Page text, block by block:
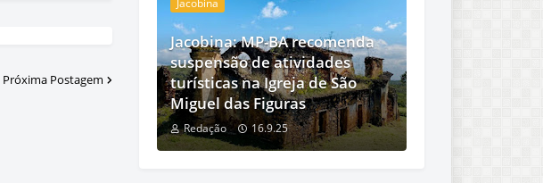
Próxima Postagem
Jacobina
Jacobina: MP-BA recomenda
suspensão de atividades
turísticas na Igreja de São
Miguel das Figuras
Redação 16.9.25